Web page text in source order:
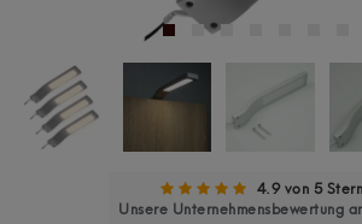
4.9 von 5
Unsere Unternehmensbewertung